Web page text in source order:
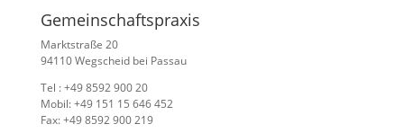
Gemeinschaftspraxis
Marktstraße 20
94110 Wegscheid bei Passau
Tel : +49 8592 900 20
Mobil: +49 151 15 646 452
Fax: +49 8592 900 219